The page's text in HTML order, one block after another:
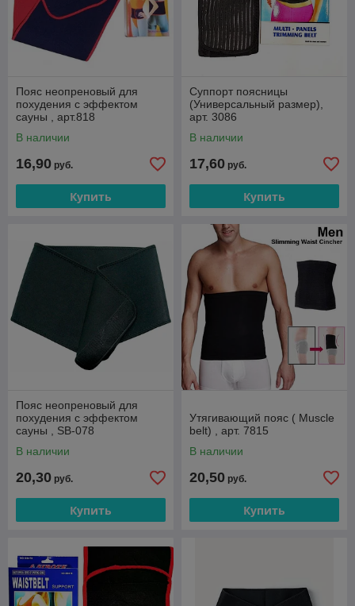
Пояс неопреновый для
похудения с эффектом
сауны , арт.818
В наличии
16,90 руб.
Купить
Суппорт поясницы
(Универсальный размер),
арт. 3086
В наличии
17,60 руб.
Купить
Пояс неопреновый для
похудения с эффектом
сауны , SB-078
В наличии
20,30 руб.
Купить
Утягивающий пояс ( Muscle
belt) , арт. 7815
В наличии
20,50 руб.
Купить